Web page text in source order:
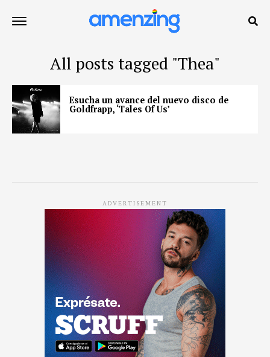
All posts tagged "Thea"
Esucha un avance del nuevo disco de
Goldfrapp, ‘Tales Of Us’
ADVERTISEMENT